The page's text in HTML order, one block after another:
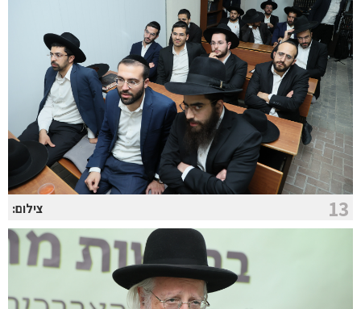
13 צילום: